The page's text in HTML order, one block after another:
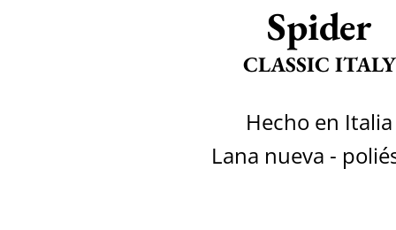
Spider
CLASSIC ITALY
Hecho en Italia
Lana nueva -